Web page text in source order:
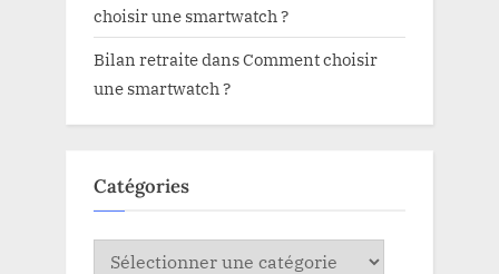
choisir une smartwatch ?
Bilan retraitedansComment choisir
une smartwatch ?
Catégories
Catégories